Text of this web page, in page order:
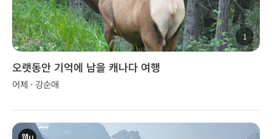
1
오랫동안 기억에 남을 캐나다 여행
어제 · 강순애